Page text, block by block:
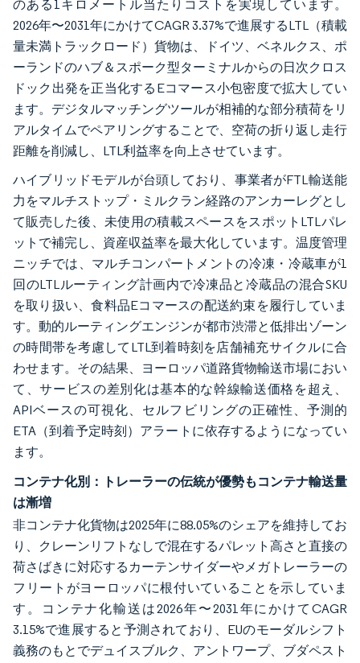
のある1キロメートル当たりコストを実現しています。
2026年〜2031年にかけてCAGR 3.37%で進展するLTL（積載
量未満トラックロード）貨物は、ドイツ、ベネルクス、ポ
ーランドのハブ＆スポーク型ターミナルからの日次クロス
ドック出発を正当化するEコマース小包密度で拡大してい
ます。デジタルマッチングツールが相補的な部分積荷をリ
アルタイムでペアリングすることで、空荷の折り返し走行
距離を削減し、LTL利益率を向上させています。
ハイブリッドモデルが台頭しており、事業者がFTL輸送能
力をマルチストップ・ミルクラン経路のアンカーレグとし
て販売した後、未使用の積載スペースをスポットLTLパレ
ットで補完し、資産収益率を最大化しています。温度管理
ニッチでは、マルチコンパートメントの冷凍・冷蔵車が1
回のLTLルーティング計画内で冷凍品と冷蔵品の混合SKU
を取り扱い、食料品Eコマースの配送約束を履行していま
す。動的ルーティングエンジンが都市渋滞と低排出ゾーン
の時間帯を考慮してLTL到着時刻を店舗補充サイクルに合
わせます。その結果、ヨーロッパ道路貨物輸送市場におい
て、サービスの差別化は基本的な幹線輸送価格を超え、
APIベースの可視化、セルフビリングの正確性、予測的
ETA（到着予定時刻）アラートに依存するようになってい
ます。
コンテナ化別：トレーラーの伝統が優勢もコンテナ輸送量
は漸増
非コンテナ化貨物は2025年に88.05%のシェアを維持してお
り、クレーンリフトなしで混在するパレット高さと直接の
荷さばきに対応するカーテンサイダーやメガトレーラーの
フリートがヨーロッパに根付いていることを示していま
す。コンテナ化輸送は2026年〜2031年にかけてCAGR
3.15%で進展すると予測されており、EUのモーダルシフト
義務のもとでデュイスブルク、アントワープ、ブダペスト